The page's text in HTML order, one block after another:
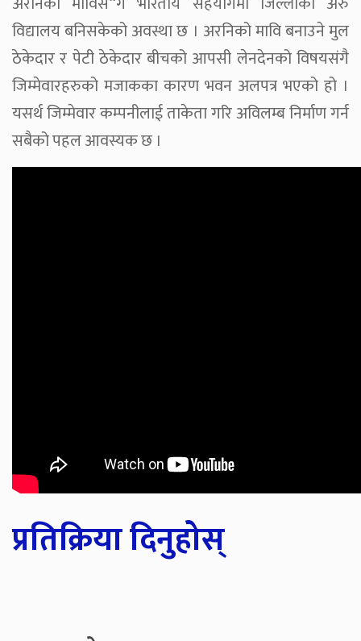
विद्यालय बनिसकेको अवस्था छ । अरनिको मावि बनाउने मुल
ठेकेदार र पेटी ठेकेदार बीचको आपसी लेनदेनको विषयसंगै
जिम्मेवारहरुको मजाकका कारण भवन अलपत्र भएको हो ।
यसर्थ जिम्मेवार कम्पनीलाई ताकेता गरि अविलम्ब निर्माण गर्न
सबैको पहल आवस्यक छ ।
प्रतिक्रिया दिनुहोस्